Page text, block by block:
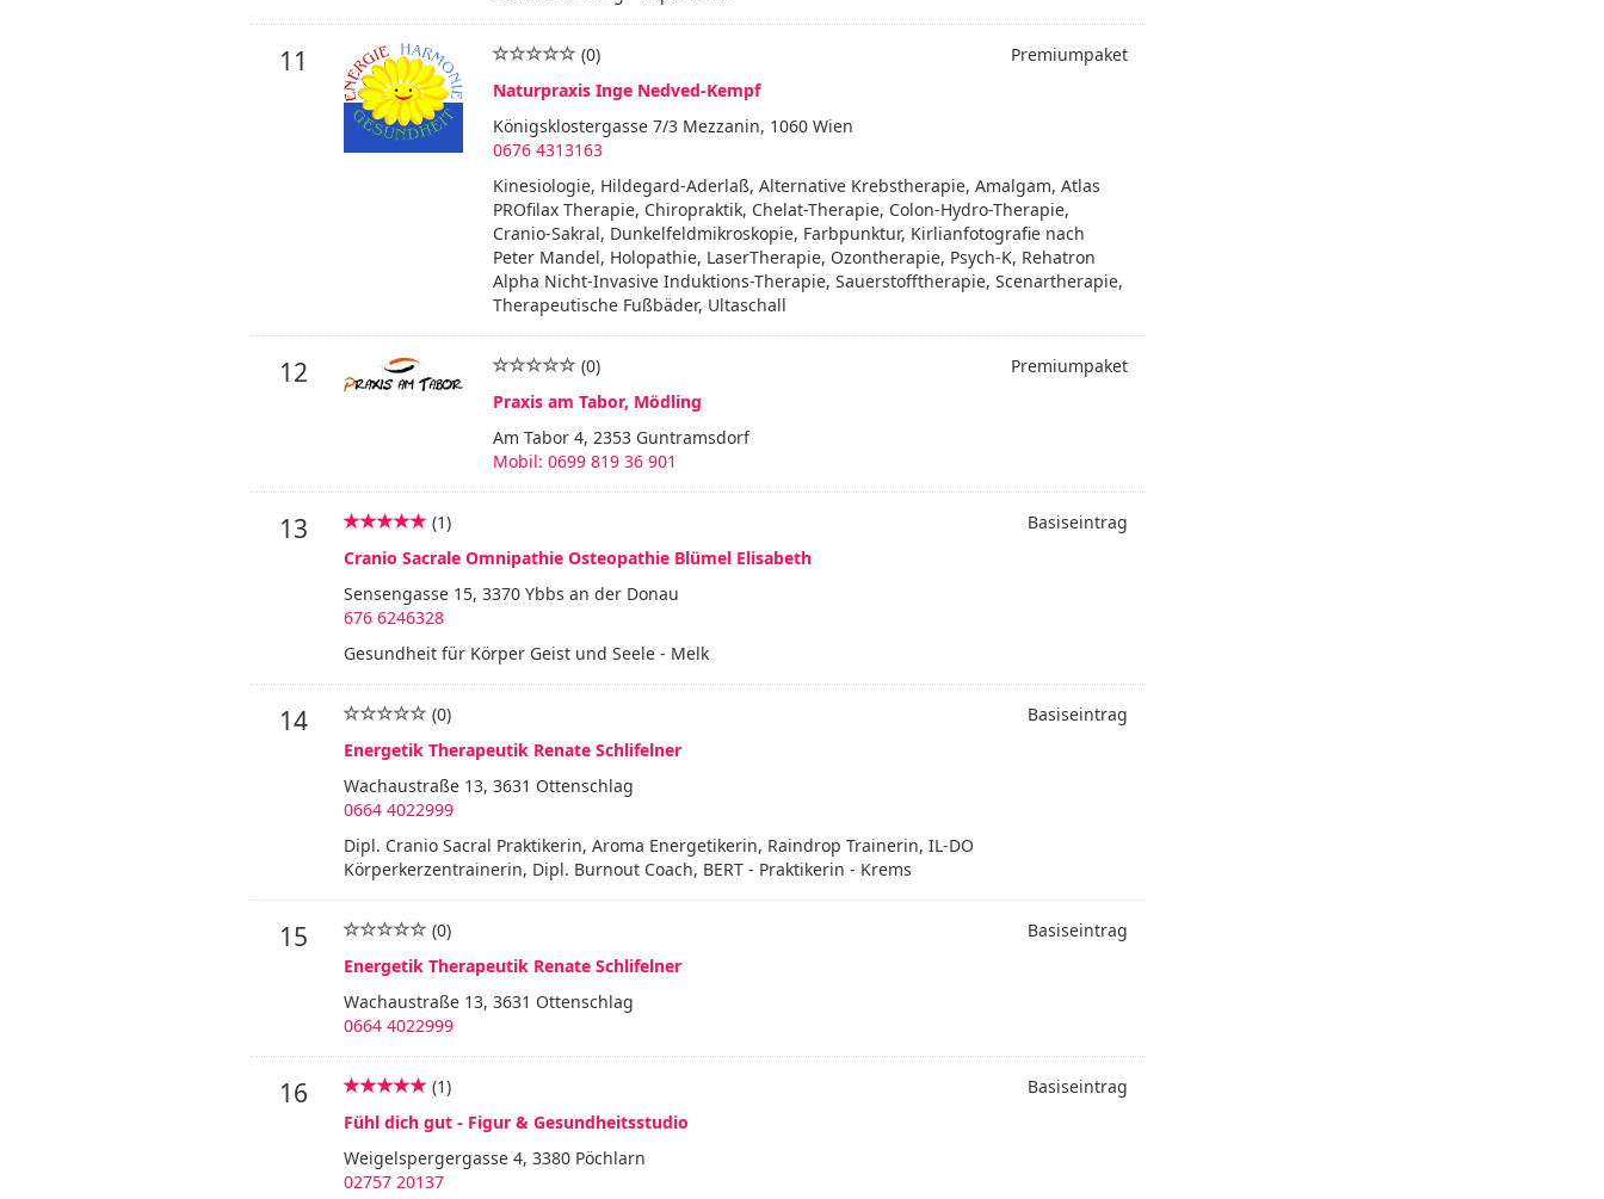
11 Premiumpaket
(0)
Naturpraxis Inge Nedved-Kempf
Königsklostergasse 7/3 Mezzanin, 1060 Wien
0676 4313163
Kinesiologie, Hildegard-Aderlaß, Alternative Krebstherapie, Amalgam, Atlas
PROfilax Therapie, Chiropraktik, Chelat-Therapie, Colon-Hydro-Therapie,
Cranio-Sakral, Dunkelfeldmikroskopie, Farbpunktur, Kirlianfotografie nach
Peter Mandel, Holopathie, LaserTherapie, Ozontherapie, Psych-K, Rehatron
Alpha Nicht-Invasive Induktions-Therapie, Sauerstofftherapie, Scenartherapie,
Therapeutische Fußbäder, Ultaschall
12 Premiumpaket
(0)
Praxis am Tabor, Mödling
Am Tabor 4, 2353 Guntramsdorf
Mobil: 0699 819 36 901
13 Basiseintrag
(1)
Cranio Sacrale Omnipathie Osteopathie Blümel Elisabeth
Sensengasse 15, 3370 Ybbs an der Donau
676 6246328
Gesundheit für Körper Geist und Seele - Melk
14 Basiseintrag
(0)
Energetik Therapeutik Renate Schlifelner
Wachaustraße 13, 3631 Ottenschlag
0664 4022999
Dipl. Cranio Sacral Praktikerin, Aroma Energetikerin, Raindrop Trainerin, IL-DO
Körperkerzentrainerin, Dipl. Burnout Coach, BERT - Praktikerin - Krems
15 Basiseintrag
(0)
Energetik Therapeutik Renate Schlifelner
Wachaustraße 13, 3631 Ottenschlag
0664 4022999
16 Basiseintrag
(1)
Fühl dich gut - Figur & Gesundheitsstudio
Weigelspergergasse 4, 3380 Pöchlarn
02757 20137